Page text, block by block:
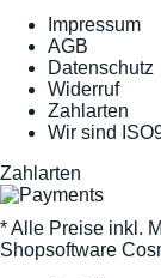
Impressum
AGB
Datenschutz
Widerruf
Zahlarten
Wir sind
Zahlarten
* Alle Preise inkl.
Shopsoftware